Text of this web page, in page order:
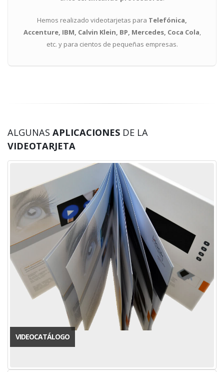
Hemos realizado videotarjetas para Telefónica,
Accenture, IBM, Calvin Klein, BP, Mercedes, Coca Cola,
etc. y para cientos de pequeñas empresas.
ALGUNAS APLICACIONES DE LA
VIDEOTARJETA
VIDEOCATÁLOGO